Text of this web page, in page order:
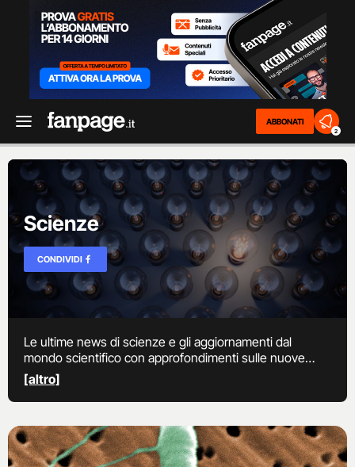
ABBONATI
2
Scienze
CONDIVIDI
Le ultime news di scienze e gli aggiornamenti dal
mondo scientifico con approfondimenti sulle nuove
scoperte, nuovi studi, interviste ad esperti, foto, video e
curiosità scientifiche.
[altro]